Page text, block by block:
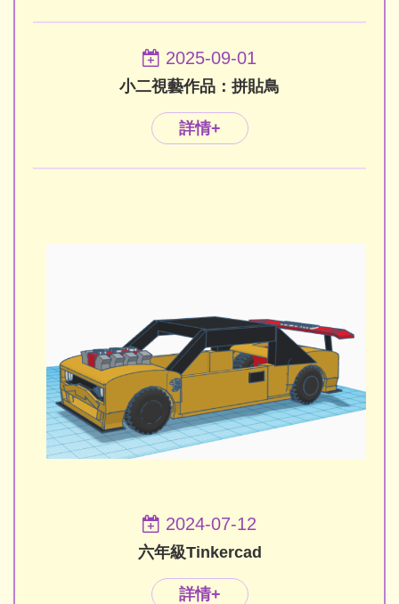
2025-09-01
小二視藝作品：拼貼鳥
詳情+
2024-07-12
六年級Tinkercad
詳情+